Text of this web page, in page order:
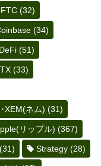
(32)
(34)
DeFi (51)
(33)
XEM(ネム) (31)
リップル) (367)
(31) Strategy (28)